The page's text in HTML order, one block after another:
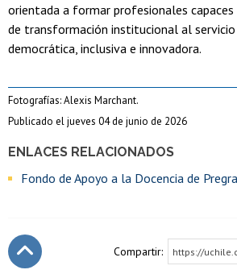
ENLACES RELACIONADOS
Fondo de Apoyo a la Docencia de
orientada a formar profesionales capaces
de transformación institucional al servicio
democrática, inclusiva e innovadora.
Fotografías: Alexis Marchant.
Publicado el jueves 04 de junio de 2026
Compartir: https://